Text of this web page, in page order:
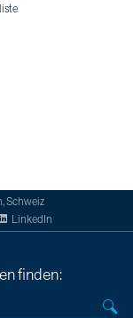
Schweiz
LinkedIn
finden: